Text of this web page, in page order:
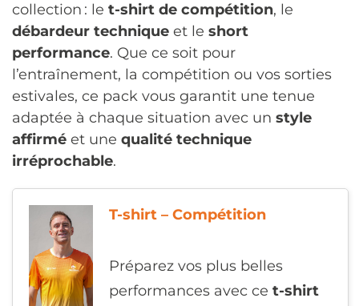
collection : le t-shirt de compétition, le
débardeur technique et le short
performance. Que ce soit pour
l’entraînement, la compétition ou vos sorties
estivales, ce pack vous garantit une tenue
adaptée à chaque situation avec un style
affirmé et une qualité technique
irréprochable.
T-shirt – Compétition
Préparez vos plus belles
performances avec ce t-shirt